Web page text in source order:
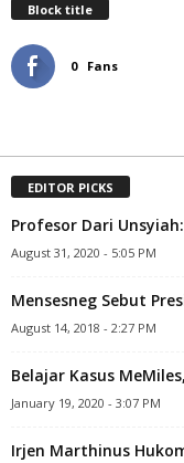
Block title
0 Fans
EDITOR PICKS
Profesor Dari
August 31, 2020 - 5:05 PM
Mensesneg Sebut
August 14, 2018 - 2:27 PM
Belajar Kasus
January 19, 2020 - 3:07 PM
Irjen Marthinus